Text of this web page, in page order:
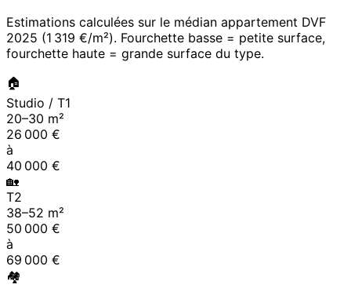
Estimations calculées sur le médian appartement DVF
2025 (1 319 €/m²). Fourchette basse = petite surface,
fourchette haute = grande surface du type.
🏠
Studio / T1
20–30 m²
26 000 €
à
40 000 €
🏡
T2
38–52 m²
50 000 €
à
69 000 €
🏘